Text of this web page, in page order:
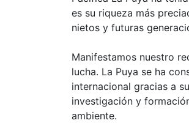
es su riqueza más
nietos y futuras
Manifestamos nuestro
lucha. La Puya se ha
internacional gracias a
investigación y
ambiente.